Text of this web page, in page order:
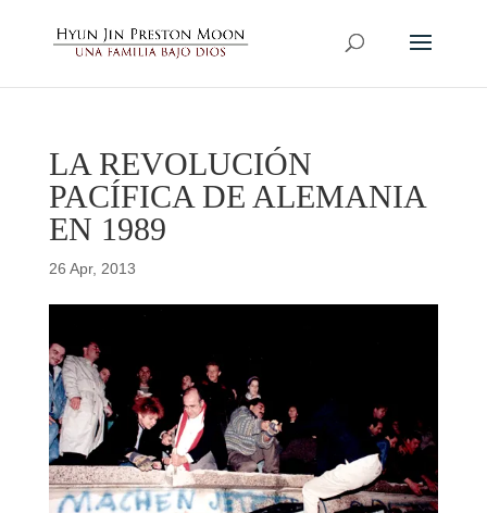
LA REVOLUCIÓN
PACÍFICA DE ALEMANIA
EN 1989
26 Apr, 2013